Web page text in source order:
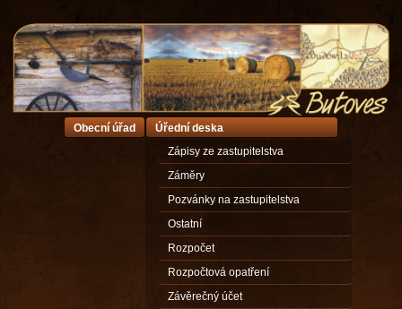
Obecní úřad
Úřední deska
Zápisy ze zastupitelstva
Záměry
Pozvánky na zastupitelstva
Ostatní
Rozpočet
Rozpočtová opatření
Závěrečný účet